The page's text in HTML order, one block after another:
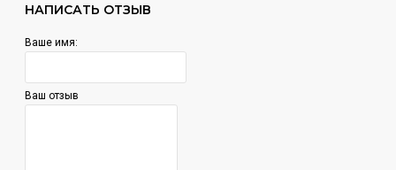
НАПИСАТЬ ОТЗЫВ
Ваше имя:
Ваш отзыв